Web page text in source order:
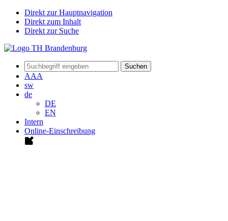
Direkt zur Hauptnavigation
Direkt zum Inhalt
Direkt zur Suche
Suchen
AAA
sw
de
DE
EN
Intern
Online-Einschreibung